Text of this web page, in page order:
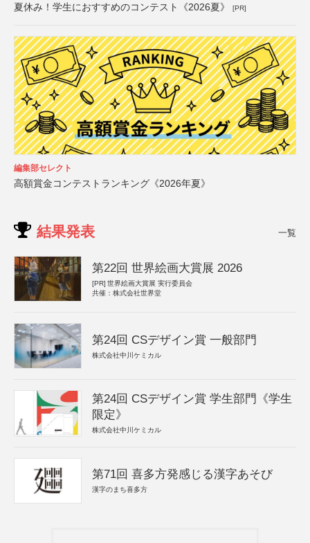
夏休み！学生におすすめのコンテスト《2026夏》 [PR]
編集部セレクト
高額賞金コンテストランキング《2026年夏》
結果発表 一覧
第22回 世界絵画大賞展 2026
[PR] 世界絵画大賞展 実行委員会
共催：株式会社世界堂
第24回 CSデザイン賞 一般部門
株式会社中川ケミカル
第24回 CSデザイン賞 学生部門《学生
限定》
株式会社中川ケミカル
第71回 喜多方発感じる漢字あそび
漢字のまち喜多方